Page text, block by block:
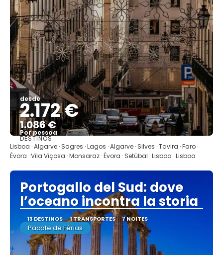
desde
2.172 €
1.086 €
Por pessoa
Mostrar
DESTINOS
Lisboa · Algarve · Sagres · Lagos · Algarve · Silves · Tavira · Faro ·
Évora · Vila Viçosa · Monsaraz · Évora · Setúbal · Lisboa · Lisboa
Portogallo del Sud: dove
l’oceano incontra la storia
13 DESTINOS 1 TRANSPORTES 7 NOITES
Pacote de Férias